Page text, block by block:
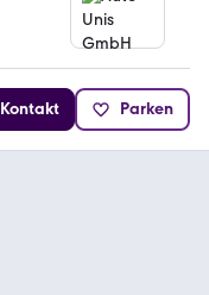
Kontakt Parken